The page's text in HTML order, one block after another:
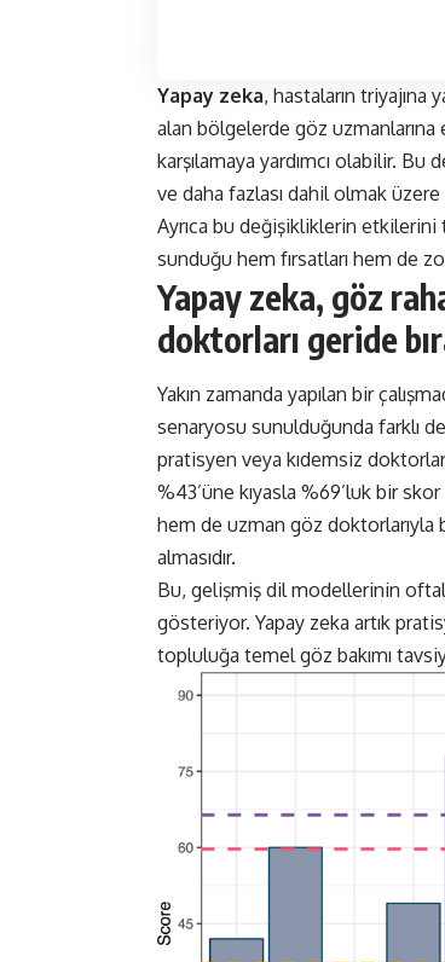
Yapay zeka, hastaların triyajına
alan bölgelerde göz
karşılamaya yardımcı olabilir.
ve daha fazlası dahil olmak
Ayrıca bu değişikliklerin etkilerini
sunduğu hem fırsatları hem de
Yapay zeka, göz
doktorları geride
Yakın zamanda yapılan bir
senaryosu sunulduğunda farklı
pratisyen veya kıdemsiz
%43’üne kıyasla %69’luk bir
hem de uzman göz doktorlarıyla
almasıdır.
Bu, gelişmiş dil modellerinin
gösteriyor. Yapay zeka artık
topluluğa temel göz bakımı